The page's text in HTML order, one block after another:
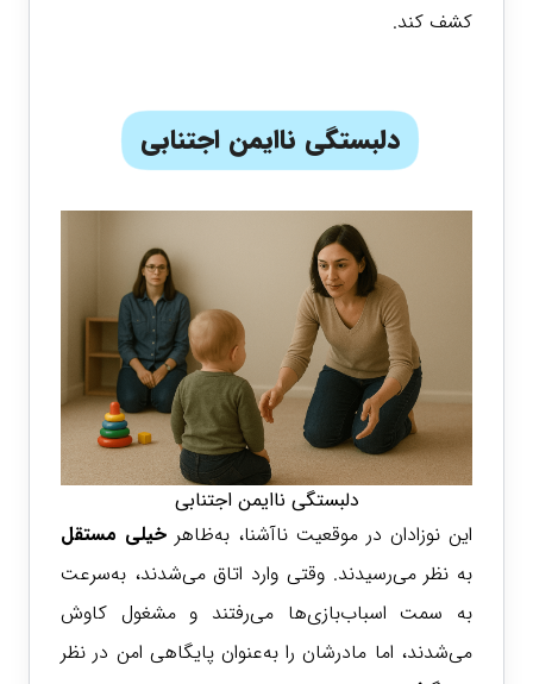
کشف کند.
دلبستگی ناایمن اجتنابی
دلبستگی ناایمن اجتنابی
این نوزادان در موقعیت ناآشنا، به‌ظاهر خیلی مستقل
به نظر می‌رسیدند. وقتی وارد اتاق می‌شدند، به‌سرعت
به سمت اسباب‌بازی‌ها می‌رفتند و مشغول کاوش
می‌شدند، اما مادرشان را به‌عنوان پایگاهی امن در نظر